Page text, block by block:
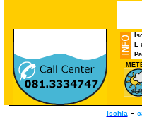
E
ischia -